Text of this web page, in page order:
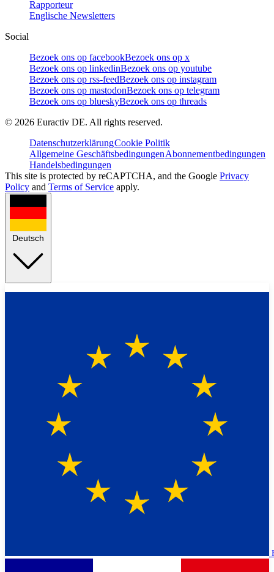
Rapporteur
Englische Newsletters
Social
Bezoek ons op facebookBezoek ons op x
Bezoek ons op linkedinBezoek ons op youtube
Bezoek ons op rss-feedBezoek ons op instagram
Bezoek ons op mastodonBezoek ons op telegram
Bezoek ons op blueskyBezoek ons op threads
© 2026 Euractiv DE. All rights reserved.
DatenschutzerklärungCookie Politik
Allgemeine GeschäftsbedingungenAbonnementbedingungen
Handelsbedingungen
This site is protected by reCAPTCHA, and the Google Privacy
Policy and Terms of Service apply.
Deutsch